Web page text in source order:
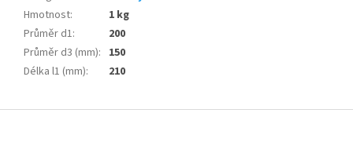
Hmotnost:
1 kg
Průměr d1:
200
Průměr d3 (mm): 150
Délka l1 (mm): 210